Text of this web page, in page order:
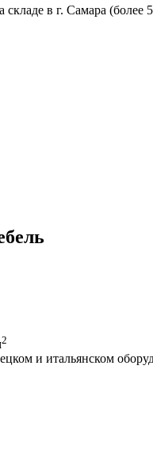
складе в г. Самара
2
и итальянском